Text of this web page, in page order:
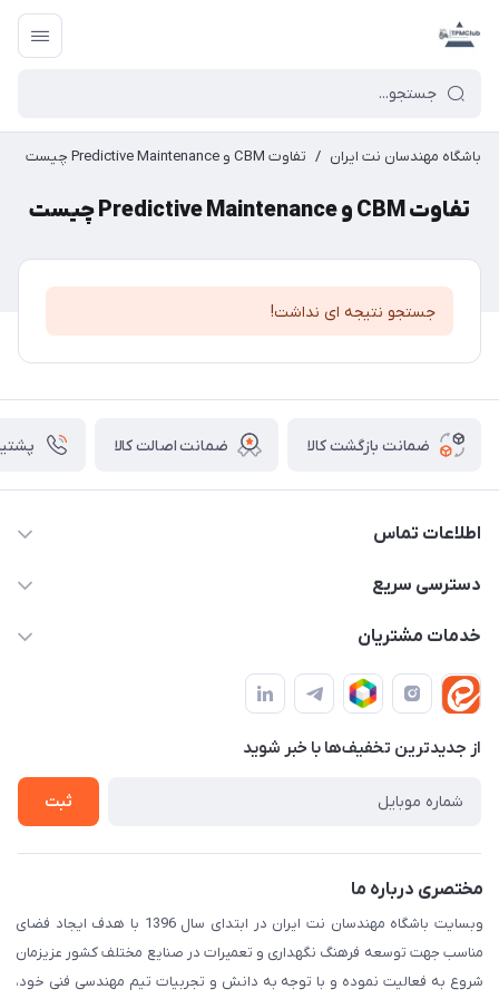
باشگاه مهندسان نت ایران / تفاوت CBM و Predictive Maintenance چیست
تفاوت CBM و Predictive Maintenance چیست
جستجو نتیجه ای نداشت!
ضمانت بازگشت کالا ضمانت اصالت کالا
اطلاعات تماس
09982430312
دسترسی سریع
حساب کاربری
لیست محصولات
درباره ما
خدمات مشتریان
قوانین و مقررات
حریم خصوصی
راهنما
از جدید‌ترین تخفیف‌ها با‌ خبر شوید
ثبت
مختصری درباره ما
وبسایت باشگاه مهندسان نت ایران در ابتدای سال 1396 با هدف ایجاد فضای
مناسب جهت توسعه فرهنگ نگهداری و تعمیرات در صنایع مختلف کشور عزیزمان
شروع به فعالیت نموده و با توجه به دانش و تجربیات تیم مهندسی فنی خود،